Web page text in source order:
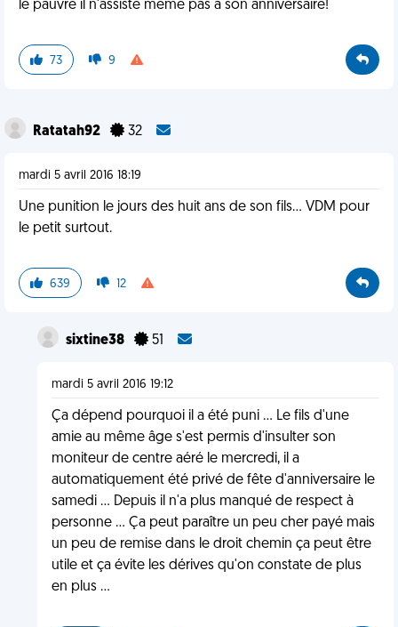
le pauvre il n'assiste même pas a son anniversaire!
73 9
Ratatah92 32
mardi 5 avril 2016 18:19
Une punition le jours des huit ans de son fils... VDM pour
le petit surtout.
639 12
sixtine38 51
mardi 5 avril 2016 19:12
Ça dépend pourquoi il a été puni ... Le fils d'une
amie au même âge s'est permis d'insulter son
moniteur de centre aéré le mercredi, il a
automatiquement été privé de fête d'anniversaire le
samedi ... Depuis il n'a plus manqué de respect à
personne ... Ça peut paraître un peu cher payé mais
un peu de remise dans le droit chemin ça peut être
utile et ça évite les dérives qu'on constate de plus
en plus ...